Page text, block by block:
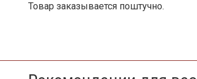
Товар заказывается поштучно.